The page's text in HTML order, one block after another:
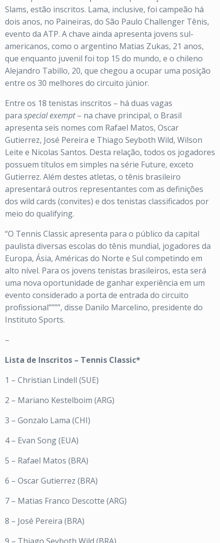
Slams, estão inscritos. Lama, inclusive, foi campeão há
dois anos, no Paineiras, do São Paulo Challenger Tênis,
evento da ATP. A chave ainda apresenta jovens sul-
americanos, como o argentino Matias Zukas, 21 anos,
que enquanto juvenil foi top 15 do mundo, e o chileno
Alejandro Tabillo, 20, que chegou a ocupar uma posição
entre os 30 melhores do circuito júnior.
Entre os 18 tenistas inscritos – há duas vagas
para special exempt– na chave principal, o Brasil
apresenta seis nomes com Rafael Matos, Oscar
Gutierrez, José Pereira e Thiago Seyboth Wild, Wilson
Leite e Nicolas Santos. Desta relação, todos os jogadores
possuem títulos em simples na série Future, exceto
Gutierrez. Além destes atletas, o tênis brasileiro
apresentará outros representantes com as definições
dos wild cards (convites) e dos tenistas classificados por
meio do qualifying.
“O Tennis Classic apresenta para o público da capital
paulista diversas escolas do tênis mundial, jogadores da
Europa, Ásia, Américas do Norte e Sul competindo em
alto nível. Para os jovens tenistas brasileiros, esta será
uma nova oportunidade de ganhar experiência em um
evento considerado a porta de entrada do circuito
profissional””””, disse Danilo Marcelino, presidente do
Instituto Sports.
–
Lista de Inscritos – Tennis Classic*
1 – Christian Lindell (SUE)
2 – Mariano Kestelboim (ARG)
3 – Gonzalo Lama (CHI)
4 – Evan Song (EUA)
5 – Rafael Matos (BRA)
6 – Oscar Gutierrez (BRA)
7 – Matias Franco Descotte (ARG)
8 – José Pereira (BRA)